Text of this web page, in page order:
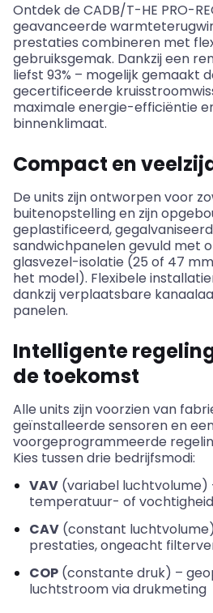
Ontdek de CADB/T-HE PRO-
geavanceerde
prestaties combineren met
gebruiksgemak. Dankzij een
liefst 93% – mogelijk gemaakt
gecertificeerde
maximale energie-efficiëntie
binnenklimaat.
Compact en
De units zijn ontworpen voor
buitenopstelling en zijn
geplastificeerd,
sandwichpanelen gevuld met
glasvezel-isolatie (25 of 47
het model). Flexibele
dankzij verplaatsbare
panelen.
Intelligente
de toekomst
Alle units zijn voorzien van
geïnstalleerde sensoren en
voorgeprogrammeerde
Kies tussen drie bedrijfsmodi:
VAV (variabel luchtvolume)
temperatuur- of
CAV (constant
prestaties, ongeacht
COP (constante druk) –
luchtstroom via drukmeting